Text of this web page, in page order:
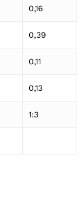
0,16
0,39
0,11
0,13
1:3